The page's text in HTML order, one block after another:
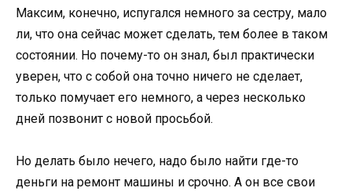
Максим, конечно, испугался немного за сестру, мало
ли, что она сейчас может сделать, тем более в таком
состоянии. Но почему-то он знал, был практически
уверен, что с собой она точно ничего не сделает,
только помучает его немного, а через несколько
дней позвонит с новой просьбой.
Но делать было нечего, надо было найти где-то
деньги на ремонт машины и срочно. А он все свои